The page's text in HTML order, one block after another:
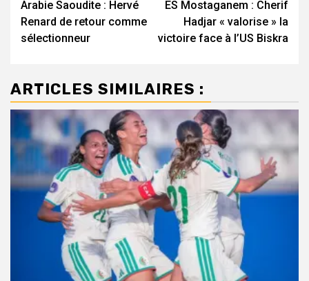
d’article
Arabie Saoudite : Hervé
Renard de retour comme
sélectionneur
ES Mostaganem : Cherif
Hadjar « valorise » la
victoire face à l’US Biskra
ARTICLES SIMILAIRES :